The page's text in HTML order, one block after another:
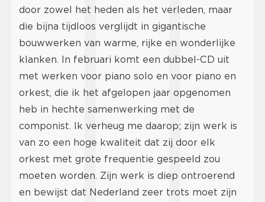
door zowel het heden als het verleden, maar
die bijna tijdloos verglijdt in gigantische
bouwwerken van warme, rijke en wonderlijke
klanken. In februari komt een dubbel-CD uit
met werken voor piano solo en voor piano en
orkest, die ik het afgelopen jaar opgenomen
heb in hechte samenwerking met de
componist. Ik verheug me daarop; zijn werk is
van zo een hoge kwaliteit dat zij door elk
orkest met grote frequentie gespeeld zou
moeten worden. Zijn werk is diep ontroerend
en bewijst dat Nederland zeer trots moet zijn